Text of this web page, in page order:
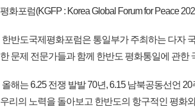
평화포럼(KGFP : Korea Global Forum for Peace
한반도국제평화포럼은 통일부가 주최하는 다자
한 문제 전문가들과 함께 한반도 평화통일에 관한
올해는 6.25 전쟁 발발 70년, 6.15 남북공동선언
우리의 노력을 돌아보고 한반도의 항구적인 평화